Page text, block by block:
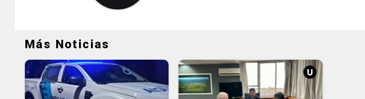
Más Noticias